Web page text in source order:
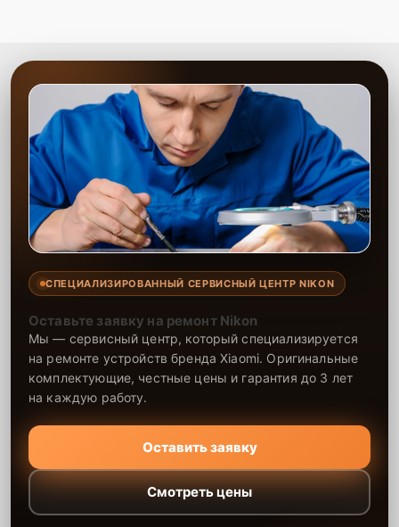
СПЕЦИАЛИЗИРОВАННЫЙ СЕРВИСНЫЙ ЦЕНТР NIKON
Оставьте заявку на ремонт Nikon
Мы — сервисный центр, который специализируется
на ремонте устройств бренда Xiaomi. Оригинальные
комплектующие, честные цены и гарантия до 3 лет
на каждую работу.
Оставить заявку
Смотреть цены